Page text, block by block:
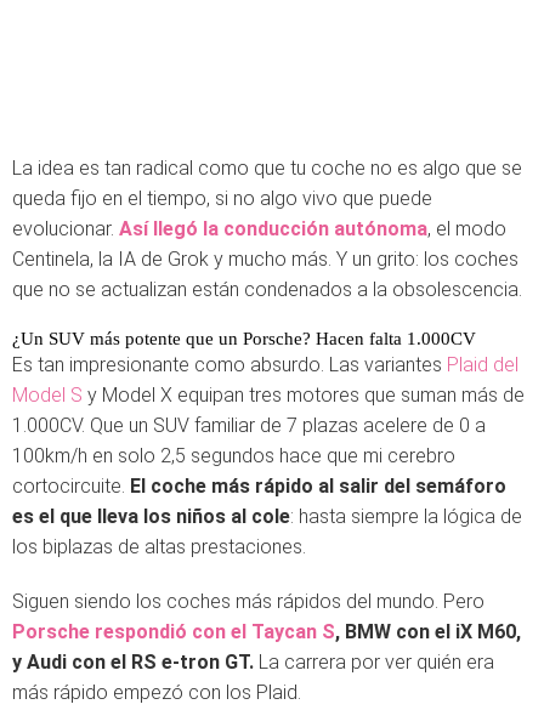
La idea es tan radical como que tu coche no es algo que se
queda fijo en el tiempo, si no algo vivo que puede
evolucionar. Así llegó la conducción autónoma, el modo
Centinela, la IA de Grok y mucho más. Y un grito: los coches
que no se actualizan están condenados a la obsolescencia.
¿Un SUV más potente que un Porsche? Hacen falta 1.000CV
Es tan impresionante como absurdo. Las variantes Plaid del
Model S y Model X equipan tres motores que suman más de
1.000CV. Que un SUV familiar de 7 plazas acelere de 0 a
100km/h en solo 2,5 segundos hace que mi cerebro
cortocircuite. El coche más rápido al salir del semáforo
es el que lleva los niños al cole: hasta siempre la lógica de
los biplazas de altas prestaciones.
Siguen siendo los coches más rápidos del mundo. Pero
Porsche respondió con el Taycan S, BMW con el iX M60,
y Audi con el RS e-tron GT. La carrera por ver quién era
más rápido empezó con los Plaid.